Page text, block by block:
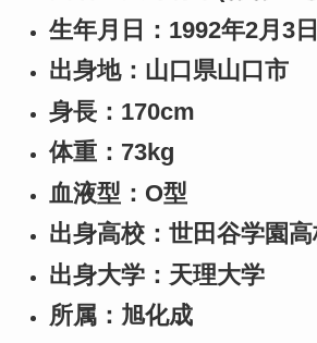
生年月日：1992年2月3日
出身地：山口県山口市
身長：170cm
体重：73kg
血液型：O型
出身高校：世田谷学園
出身大学：天理大学
所属：旭化成